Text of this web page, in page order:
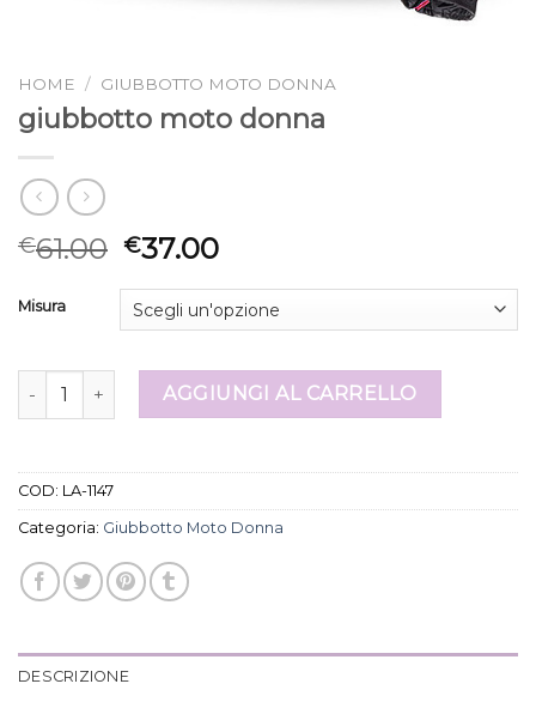
HOME / GIUBBOTTO MOTO DONNA
giubbotto moto donna
€61.00 €37.00
Misura
giubbotto moto donna quantità
AGGIUNGI AL CARRELLO
COD: LA-1147
Categoria: Giubbotto Moto Donna
DESCRIZIONE